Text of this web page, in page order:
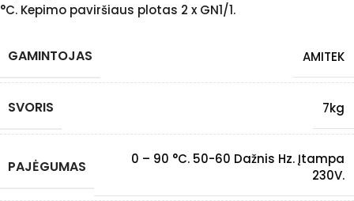
°C. Kepimo paviršiaus plotas 2 x GN1/1.
GAMINTOJAS AMITEK
SVORIS 7kg
PAJĖGUMAS
0 – 90 °C. 50-60 Dažnis Hz. Įtampa
230V.